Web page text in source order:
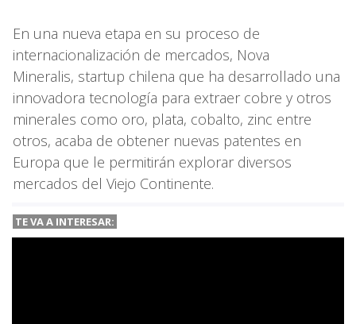
En una nueva etapa en su proceso de
internacionalización de mercados, Nova
Mineralis, startup chilena que ha desarrollado una
innovadora tecnología para extraer cobre y otros
minerales como oro, plata, cobalto, zinc entre
otros, acaba de obtener nuevas patentes en
Europa que le permitirán explorar diversos
mercados del Viejo Continente.
TE VA A INTERESAR: